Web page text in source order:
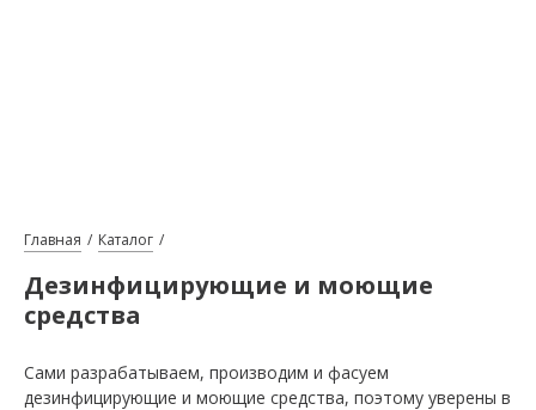
Главная Каталог
Дезинфицирующие и моющие
средства
Сами разрабатываем, производим и фасуем
дезинфицирующие и моющие средства, поэтому уверены в